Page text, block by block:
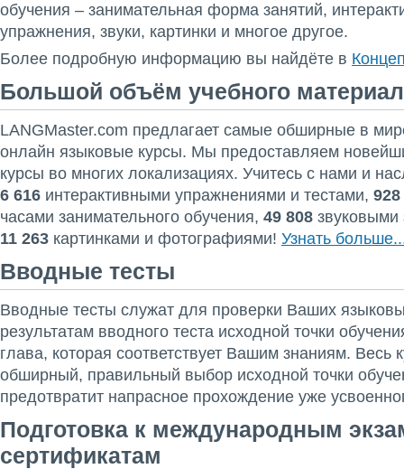
обучения – занимательная форма занятий,
упражнения, звуки, картинки и многое другое.
Более подробную информацию вы найдёте в
Большой объём учебного
LANGMaster.com предлагает самые обширные в
онлайн языковые курсы. Мы предоставляем
курсы во многих локализациях. Учитесь с нами и
6 616 интерактивными упражнениями и тестами, 928
часами занимательного обучения, 49 808 звуковыми
11 263 картинками и фотографиями! Узнать
Вводные тесты
Вводные тесты служат для проверки Ваших
результатам вводного теста исходной точки
глава, которая соответствует Вашим знаниям. Весь
обширный, правильный выбор исходной точки
предотвратит напрасное прохождение уже
Подготовка к международным
сертификатам